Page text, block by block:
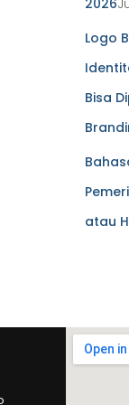
2026
Logo
Bisa
atau